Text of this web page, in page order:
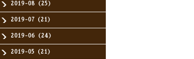
2019-08（25）
2019-07（21）
2019-06（24）
2019-05（21）